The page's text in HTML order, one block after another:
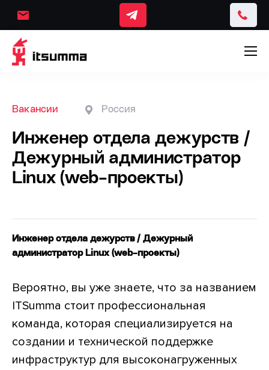
Вакансии Россия
Инженер отдела дежурств /
Дежурный администратор
Linux (web-проекты)
Инженер отдела дежурств / Дежурный
администратор Linux (web-проекты)
Вероятно, вы уже знаете, что за названием
ITSumma стоит профессиональная
команда, которая специализируется на
создании и технической поддержке
инфраструктур для высоконагруженных